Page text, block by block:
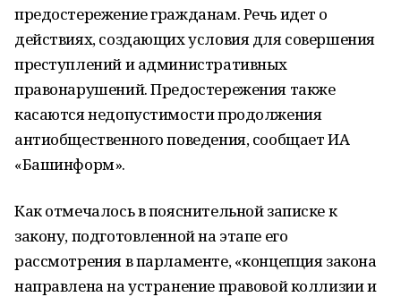
предостережение гражданам. Речь идет о
действиях, создающих условия для совершения
преступлений и административных
правонарушений. Предостережения также
касаются недопустимости продолжения
антиобщественного поведения, сообщает ИА
«Башинформ».
Как отмечалось в пояснительной записке к
закону, подготовленной на этапе его
рассмотрения в парламенте, «концепция закона
направлена на устранение правовой коллизии и